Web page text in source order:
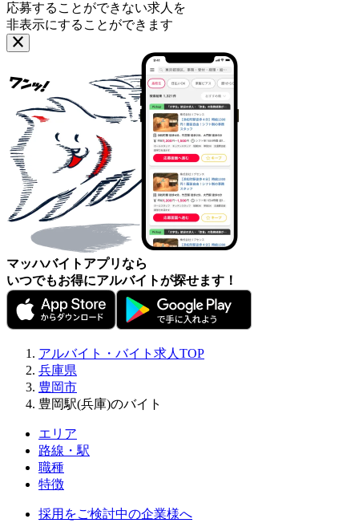
応募することができない求人を
非表示にすることができます
マッハバイトアプリなら
いつでもお得にアルバイトが探せます！
アルバイト・バイト求人TOP
兵庫県
豊岡市
豊岡駅(兵庫)のバイト
エリア
路線・駅
職種
特徴
採用をご検討中の企業様へ